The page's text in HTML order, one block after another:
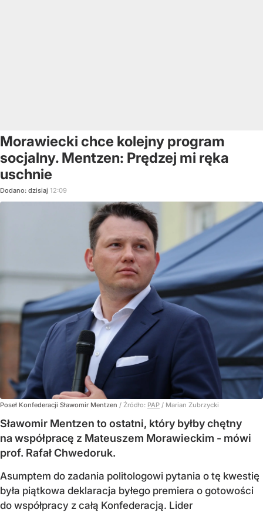
Morawiecki chce kolejny program
socjalny. Mentzen: Prędzej mi ręka
uschnie
Dodano: dzisiaj 12:09
Poseł Konfederacji Sławomir Mentzen / Źródło: PAP / Marian Zubrzycki
Sławomir Mentzen to ostatni, który byłby chętny
na współpracę z Mateuszem Morawieckim - mówi
prof. Rafał Chwedoruk.
Asumptem do zadania politologowi pytania o tę kwestię
była piątkowa deklaracja byłego premiera o gotowości
do współpracy z całą Konfederacją. Lider